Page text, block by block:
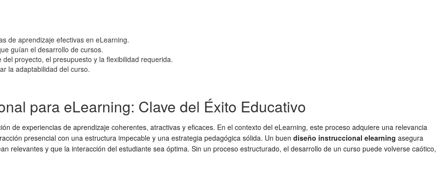
de aprendizaje efectivas en eLearning.
guían el desarrollo de cursos.
proyecto, el presupuesto y la flexibilidad requerida.
la adaptabilidad del curso.
para eLearning: Clave del Éxito Educativo
de experiencias de aprendizaje coherentes, atractivas y eficaces. En el contexto del eLearning, este proceso adquiere una relevancia
presencial con una estructura impecable y una estrategia pedagógica sólida. Un buen diseño instruccional elearning asegura
relevantes y que la interacción del estudiante sea óptima. Sin un proceso estructurado, el desarrollo de un curso puede volverse caótico,